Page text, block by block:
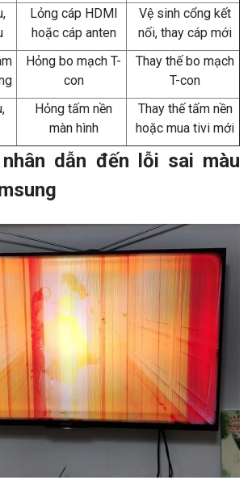
Lỏng cáp HDMI
hoặc cáp anten
Vệ sinh cổng kết
nối, thay cáp mới
Hỏng bo mạch T-
con
Thay thế bo mạch
T-con
Hỏng tấm nền
màn hình
Thay thế tấm nền
hoặc mua tivi mới
dẫn đến lỗi sai màu